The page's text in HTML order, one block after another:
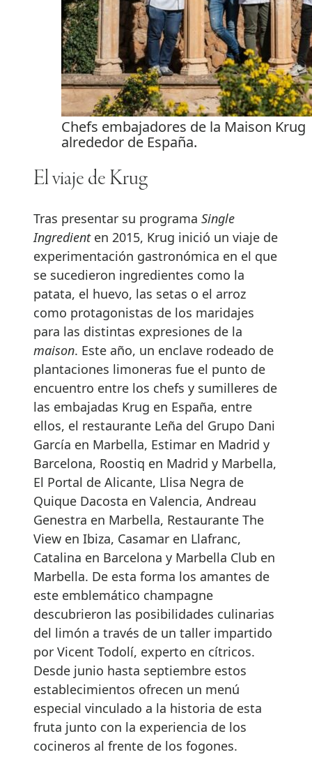
Chefs embajadores de la Maison Krug
alrededor de España.
El viaje de Krug
Tras presentar su programa Single
Ingredient en 2015, Krug inició un viaje de
experimentación gastronómica en el que
se sucedieron ingredientes como la
patata, el huevo, las setas o el arroz
como protagonistas de los maridajes
para las distintas expresiones de la
maison. Este año, un enclave rodeado de
plantaciones limoneras fue el punto de
encuentro entre los chefs y sumilleres de
las embajadas Krug en España, entre
ellos, el restaurante Leña del Grupo Dani
García en Marbella, Estimar en Madrid y
Barcelona, Roostiq en Madrid y Marbella,
El Portal de Alicante, Llisa Negra de
Quique Dacosta en Valencia, Andreau
Genestra en Marbella, Restaurante The
View en Ibiza, Casamar en Llafranc,
Catalina en Barcelona y Marbella Club en
Marbella. De esta forma los amantes de
este emblemático champagne
descubrieron las posibilidades culinarias
del limón a través de un taller impartido
por Vicent Todolí, experto en cítricos.
Desde junio hasta septiembre estos
establecimientos ofrecen un menú
especial vinculado a la historia de esta
fruta junto con la experiencia de los
cocineros al frente de los fogones.